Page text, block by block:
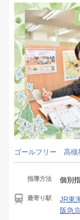
ゴールフリー 高槻
指導方法 個別
最寄り駅
JR東
阪急